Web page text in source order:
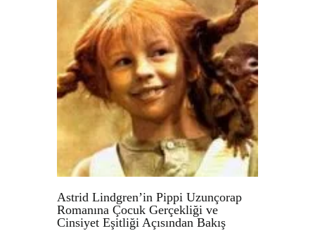
Astrid Lindgren’in Pippi Uzunçorap
Romanına Çocuk Gerçekliği ve
Cinsiyet Eşitliği Açısından Bakış